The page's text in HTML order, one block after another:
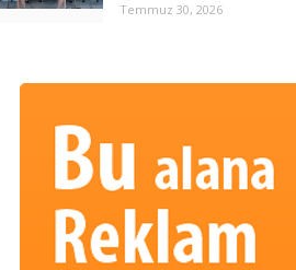
Temmuz 30, 2026